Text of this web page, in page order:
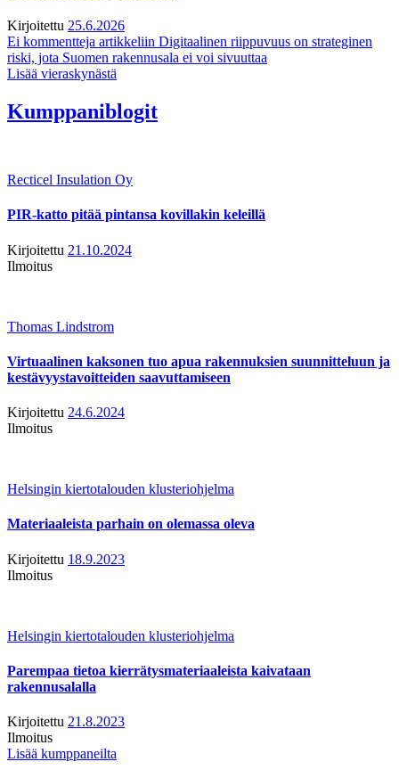
Kirjoitettu 25.6.2026
Ei kommentteja artikkeliin Digitaalinen riippuvuus on strateginen
riski, jota Suomen rakennusala ei voi sivuuttaa
Lisää vieraskynästä
Kumppaniblogit
Recticel Insulation Oy
PIR-katto pitää pintansa kovillakin keleillä
Kirjoitettu 21.10.2024
Ilmoitus
Thomas Lindstrom
Virtuaalinen kaksonen tuo apua rakennuksien suunnitteluun ja
kestävyystavoitteiden saavuttamiseen
Kirjoitettu 24.6.2024
Ilmoitus
Helsingin kiertotalouden klusteriohjelma
Materiaaleista parhain on olemassa oleva
Kirjoitettu 18.9.2023
Ilmoitus
Helsingin kiertotalouden klusteriohjelma
Parempaa tietoa kierrätysmateriaaleista kaivataan
rakennusalalla
Kirjoitettu 21.8.2023
Ilmoitus
Lisää kumppaneilta